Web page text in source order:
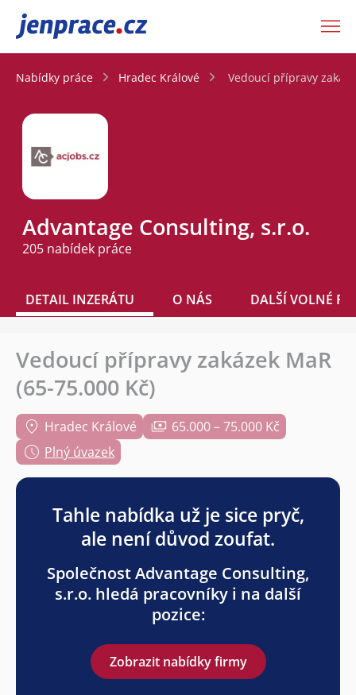
JenPráce.cz
Nabídky práce Hradec Králové Vedoucí přípravy
Advantage Consulting, s.r.o.
205 nabídek práce
DETAIL INZERÁTU O NÁS DALŠÍ VOLNÉ
Vedoucí přípravy zakázek MaR
(65-75.000 Kč)
Hradec Králové
65.000 – 75.000 Kč
Plný úvazek
Tahle nabídka už je sice pryč,
ale není důvod zoufat.
Společnost Advantage Consulting,
s.r.o. hledá pracovníky i na další
pozice:
Zobrazit nabídky firmy